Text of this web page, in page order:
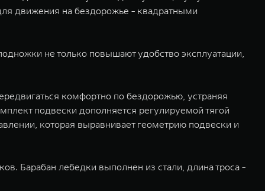
движения на бездорожье - квадратными
не только повышают удобство эксплуатации,
комфортно по бездорожью, устраняя
подвески дополняется регулируемой тягой
которая выравнивает геометрию подвески и
Барабан лебедки выполнен из стали, длина троса -